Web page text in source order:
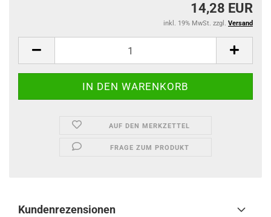
14,28 EUR
inkl. 19% MwSt. zzgl. Versand
AUF DEN MERKZETTEL
FRAGE ZUM PRODUKT
Kundenrezensionen